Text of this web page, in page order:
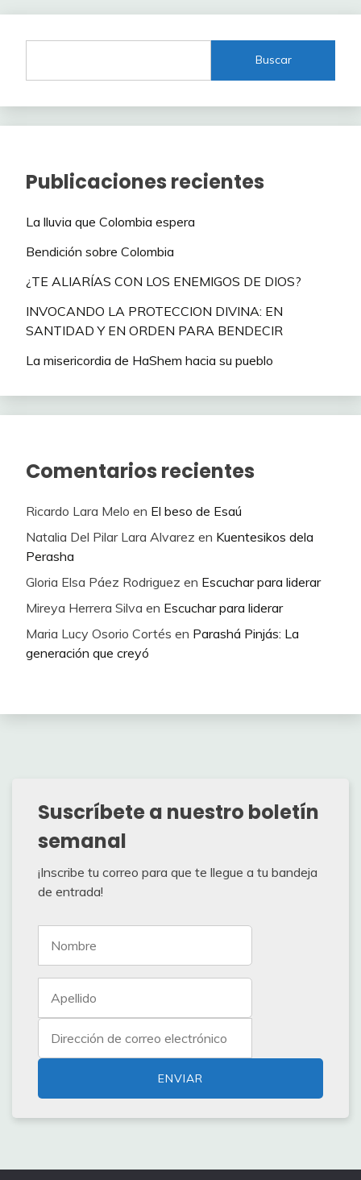
Buscar
Publicaciones recientes
La lluvia que Colombia espera
Bendición sobre Colombia
¿TE ALIARÍAS CON LOS ENEMIGOS DE DIOS?
INVOCANDO LA PROTECCION DIVINA: EN
SANTIDAD Y EN ORDEN PARA BENDECIR
La misericordia de HaShem hacia su pueblo
Comentarios recientes
Ricardo Lara Melo en El beso de Esaú
Natalia Del Pilar Lara Alvarez en Kuentesikos dela
Perasha
Gloria Elsa Páez Rodriguez en Escuchar para liderar
Mireya Herrera Silva en Escuchar para liderar
Maria Lucy Osorio Cortés en Parashá Pinjás: La
generación que creyó
Suscríbete a nuestro boletín
semanal
¡Inscribe tu correo para que te llegue a tu bandeja
de entrada!